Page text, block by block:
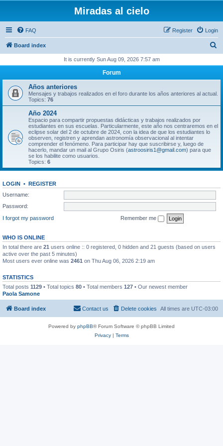
Miradas al cielo
FAQ Login
Register
Board index
r
h
It is currently Sun Aug 09, 2026 7:57 am
Forum
Años anteriores
Mensajes y trabajos realizados en el foro durante los años anteriores al actual.
Topics: 76
Año 2024
Espacio para compartir propuestas didácticas y trabajos realizados por
estudiantes en sus escuelas. Particularmente, este año nos centraremos en el
eclipse solar del 2 de octubre de 2024, con la idea de que los estudiantes lo
observen, registren y aprendan astronomía observacional al intentar
comprender el fenómeno. Para participar hay que suscribirse y, luego de
hacerlo, mandar un mail al Grupo Osiris (astroosiris1@gmail.com) para que
se los habilite como usuarios.
Topics: 6
LOGIN • REGISTER
Username:
Password:
I forgot my password
Remember me
WHO IS ONLINE
In total there are 21 users online :: 0 registered, 0 hidden and 21 guests (based on users
active over the past 5 minutes)
Most users ever online was 2461 on Thu Aug 06, 2026 2:19 am
STATISTICS
Total posts 1129 • Total topics 80 • Total members 127 • Our newest member
Paola Samone
Board index All times are UTC-03:00
Delete cookies
Contact us
Powered by phpBB® Forum Software © phpBB Limited
Privacy| Terms